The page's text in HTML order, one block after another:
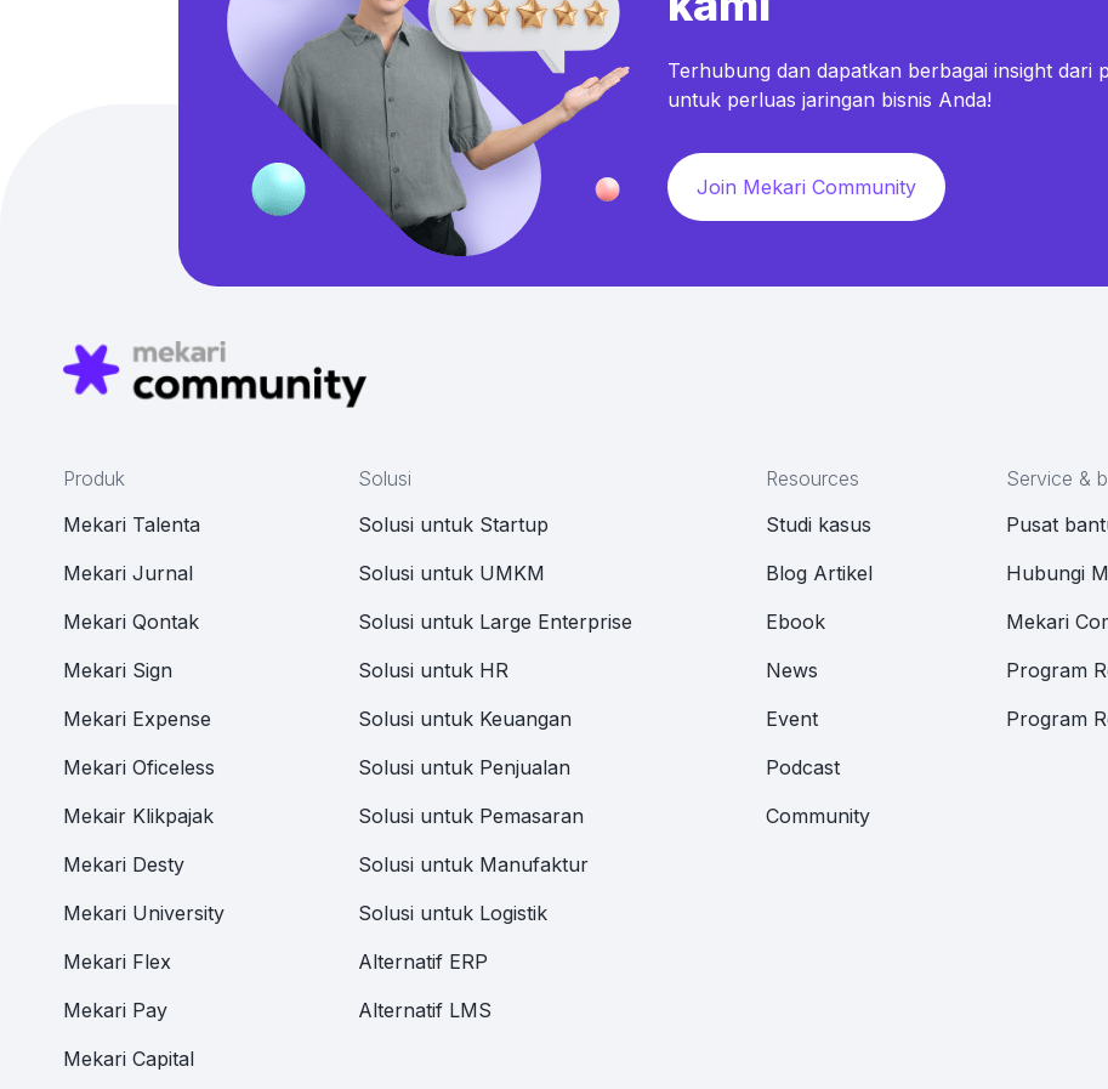
Terhubung dan dapatkan berbagai insight dari
untuk perluas jaringan bisnis Anda!
Join Mekari Community
Produk
Mekari Talenta
Mekari Jurnal
Mekari Qontak
Mekari Sign
Mekari Expense
Mekari Oficeless
Mekair Klikpajak
Mekari Desty
Mekari University
Mekari Flex
Mekari Pay
Mekari Capital
Solusi
Solusi untuk Startup
Solusi untuk UMKM
Solusi untuk Large Enterprise
Solusi untuk HR
Solusi untuk Keuangan
Solusi untuk Penjualan
Solusi untuk Pemasaran
Solusi untuk Manufaktur
Solusi untuk Logistik
Alternatif ERP
Alternatif LMS
Resources
Studi kasus
Blog Artikel
Ebook
News
Event
Podcast
Community
Service &
Pusat
Hubungi
Mekari
Program
Program